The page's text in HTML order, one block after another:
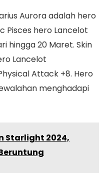
Aurora adalah hero
Pisces hero Lancelot
hingga 20 Maret. Skin
Lancelot
Attack +8. Hero
menghadapi
Starlight 2024,